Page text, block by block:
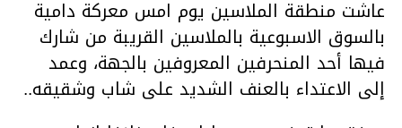
عاشت منطقة الملاسين يوم امس معركة دامية
بالسوق الاسبوعية بالملاسين القريبة من شارك
فيها أحد المنحرفين المعروفين بالجهة، وعمد
إلى الاعتداء بالعنف الشديد على شاب وشقيقه..